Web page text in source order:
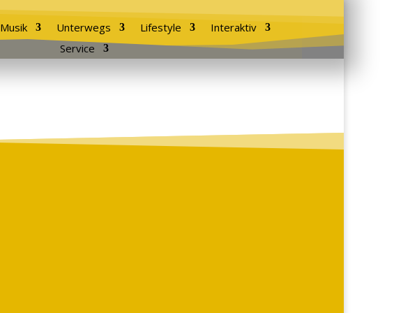
Musik Unterwegs Lifestyle
Interaktiv
Service